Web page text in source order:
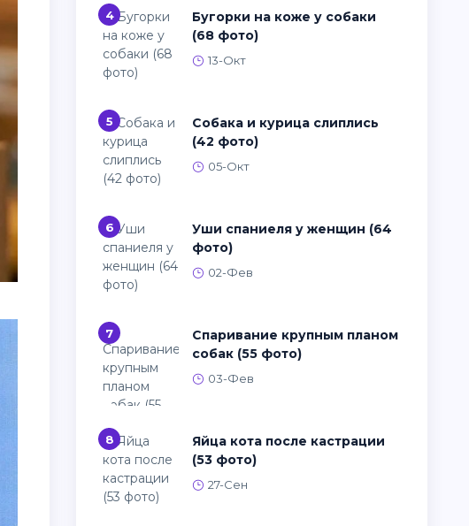
4
Бугорки на коже у собаки
(68 фото)
13-Окт
5
Собака и курица слиплись
(42 фото)
05-Окт
6
Уши спаниеля у женщин (64
фото)
02-Фев
7
Спаривание крупным планом
собак (55 фото)
03-Фев
8
Яйца кота после кастрации
(53 фото)
27-Сен